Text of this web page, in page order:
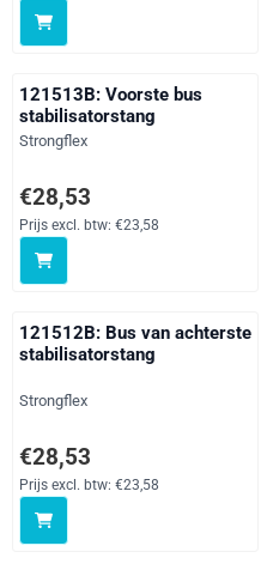
121513B: Voorste bus
stabilisatorstang
Merk:
Strongflex
Prijs: 28,53, exclusief btw: 23,58
€28,53
Prijs excl. btw: €23,58
121512B: Bus van achterste
stabilisatorstang
Merk:
Strongflex
Prijs: 28,53, exclusief btw: 23,58
€28,53
Prijs excl. btw: €23,58